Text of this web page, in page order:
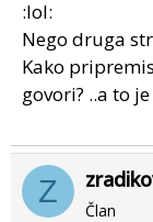
tad bilo 20t
:lol:
Nego druga
Kako
govori? ..a to
Z
Član